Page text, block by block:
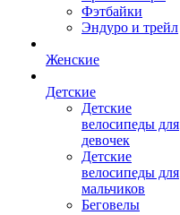
Фэтбайки
Эндуро и трейл
Женские
Детские
Детские
велосипеды для
девочек
Детские
велосипеды для
мальчиков
Беговелы